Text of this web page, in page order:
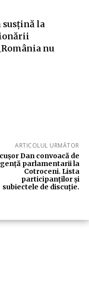
susțină la
nu
ARTICOLUL URMĂTOR
Dan convoacă de
parlamentarii la
Cotroceni. Lista
participanților și
subiectele de discuție.